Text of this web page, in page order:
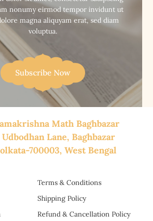
nonumy eirmod tempor invidunt ut
magna aliquyam erat, sed diam
voluptua.
Subscribe Now
Math Baghbazar
Udbodhan Lane, Baghbazar
700003, West Bengal
Terms & Conditions
Shipping Policy
Refund & Cancellation Policy